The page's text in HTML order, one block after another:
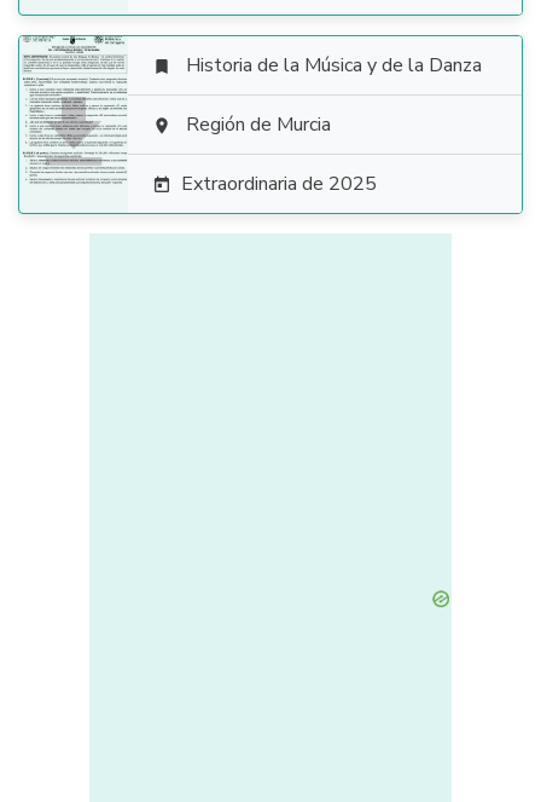

 Historia de la Música y de la Danza
 Región de Murcia
 Extraordinaria de 2025